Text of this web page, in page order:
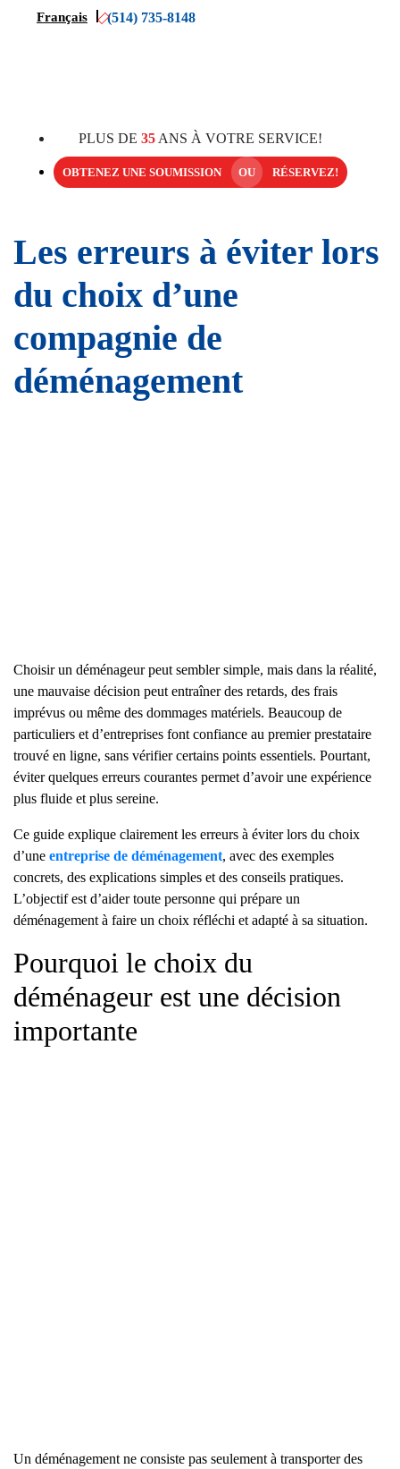
Français (514) 735-8148
PLUS DE 35ANS À VOTRE SERVICE!
OBTENEZ UNE SOUMISSION OU RÉSERVEZ!
Les erreurs à éviter lors
du choix d’une
compagnie de
déménagement
Choisir un déménageur peut sembler simple, mais dans la réalité,
une mauvaise décision peut entraîner des retards, des frais
imprévus ou même des dommages matériels. Beaucoup de
particuliers et d’entreprises font confiance au premier prestataire
trouvé en ligne, sans vérifier certains points essentiels. Pourtant,
éviter quelques erreurs courantes permet d’avoir une expérience
plus fluide et plus sereine.
Ce guide explique clairement les erreurs à éviter lors du choix
d’une entreprise de déménagement, avec des exemples
concrets, des explications simples et des conseils pratiques.
L’objectif est d’aider toute personne qui prépare un
déménagement à faire un choix réfléchi et adapté à sa situation.
Pourquoi le choix du
déménageur est une décision
importante
Un déménagement ne consiste pas seulement à transporter des